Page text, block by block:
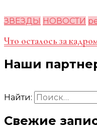
ЗВЕЗДЫ НОВОСТИ
Что осталось за
Наши
Найти:
Свежие